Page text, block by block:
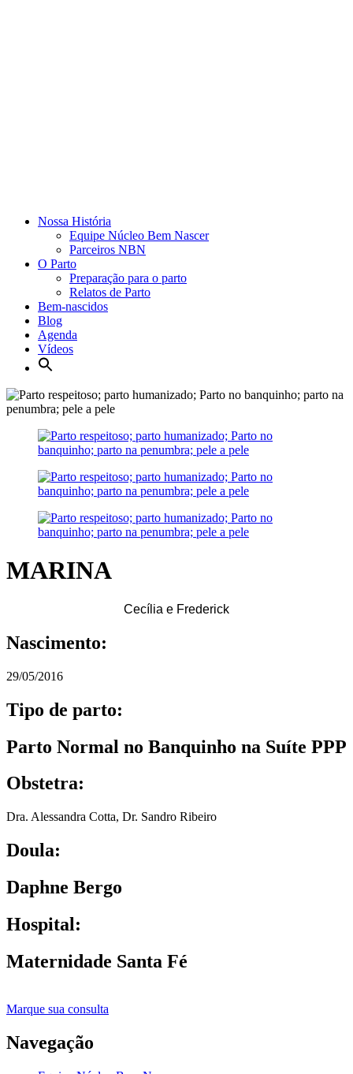
Nossa História
Equipe Núcleo Bem Nascer
Parceiros NBN
O Parto
Preparação para o parto
Relatos de Parto
Bem-nascidos
Blog
Agenda
Vídeos
MARINA
Cecília e Frederick
Nascimento:
29/05/2016
Tipo de parto:
Parto Normal no Banquinho na Suíte PPP
Obstetra:
Dra. Alessandra Cotta, Dr. Sandro Ribeiro
Doula:
Daphne Bergo
Hospital:
Maternidade Santa Fé
Marque sua consulta
Navegação